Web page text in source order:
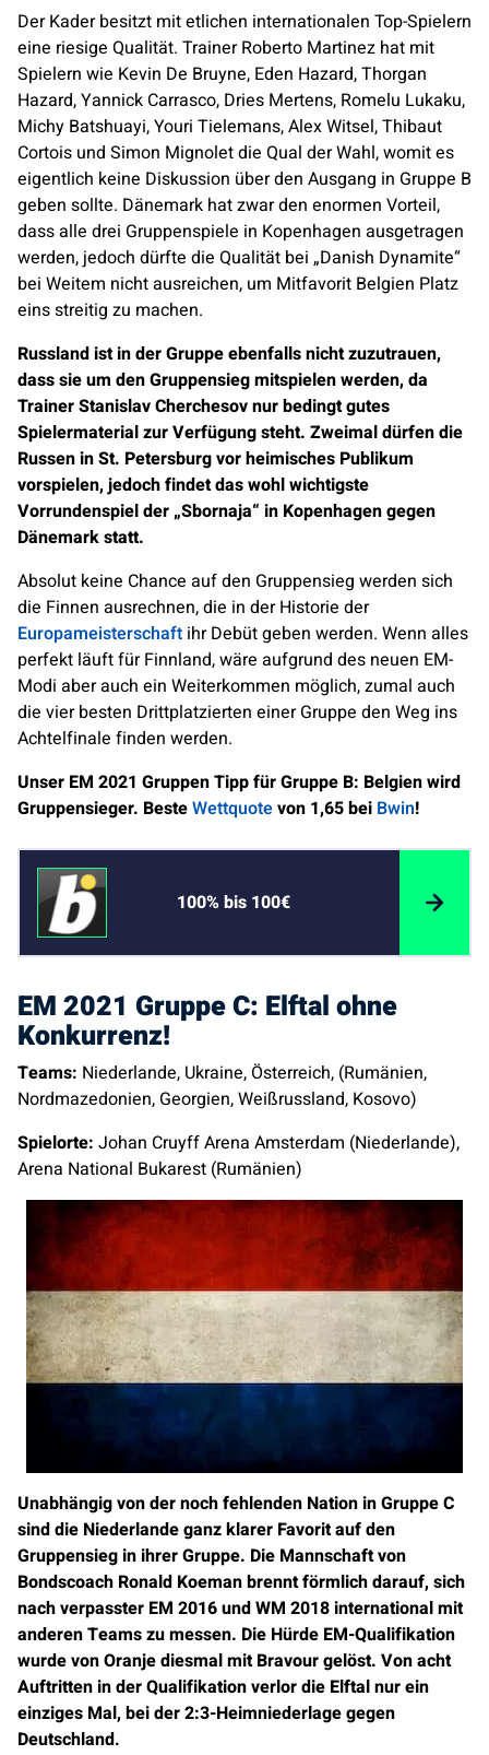
Der Kader besitzt mit etlichen internationalen Top-Spielern
eine riesige Qualität. Trainer Roberto Martinez hat mit
Spielern wie Kevin De Bruyne, Eden Hazard, Thorgan
Hazard, Yannick Carrasco, Dries Mertens, Romelu Lukaku,
Michy Batshuayi, Youri Tielemans, Alex Witsel, Thibaut
Cortois und Simon Mignolet die Qual der Wahl, womit es
eigentlich keine Diskussion über den Ausgang in Gruppe B
geben sollte. Dänemark hat zwar den enormen Vorteil,
dass alle drei Gruppenspiele in Kopenhagen ausgetragen
werden, jedoch dürfte die Qualität bei „Danish Dynamite“
bei Weitem nicht ausreichen, um Mitfavorit Belgien Platz
eins streitig zu machen.
Russland ist in der Gruppe ebenfalls nicht zuzutrauen,
dass sie um den Gruppensieg mitspielen werden, da
Trainer Stanislav Cherchesov nur bedingt gutes
Spielermaterial zur Verfügung steht. Zweimal dürfen die
Russen in St. Petersburg vor heimisches Publikum
vorspielen, jedoch findet das wohl wichtigste
Vorrundenspiel der „Sbornaja“ in Kopenhagen gegen
Dänemark statt.
Absolut keine Chance auf den Gruppensieg werden sich
die Finnen ausrechnen, die in der Historie der
Europameisterschaft ihr Debüt geben werden. Wenn alles
perfekt läuft für Finnland, wäre aufgrund des neuen EM-
Modi aber auch ein Weiterkommen möglich, zumal auch
die vier besten Drittplatzierten einer Gruppe den Weg ins
Achtelfinale finden werden.
Unser EM 2021 Gruppen Tipp für Gruppe B: Belgien wird
Gruppensieger. BesteWettquotevon 1,65 bei Bwin!
100% bis 100€
EM 2021 Gruppe C: Elftal ohne
Konkurrenz!
Teams: Niederlande, Ukraine, Österreich, (Rumänien,
Nordmazedonien, Georgien, Weißrussland, Kosovo)
Spielorte: Johan Cruyff Arena Amsterdam (Niederlande),
Arena National Bukarest (Rumänien)
Unabhängig von der noch fehlenden Nation in Gruppe C
sind die Niederlande ganz klarer Favorit auf den
Gruppensieg in ihrer Gruppe. Die Mannschaft von
Bondscoach Ronald Koeman brennt förmlich darauf, sich
nach verpasster EM 2016 und WM 2018 international mit
anderen Teams zu messen. Die Hürde EM-Qualifikation
wurde von Oranje diesmal mit Bravour gelöst. Von acht
Auftritten in der Qualifikation verlor die Elftal nur ein
einziges Mal, bei der 2:3-Heimniederlage gegen
Deutschland.